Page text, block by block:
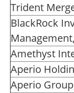
Trident
BlackRock
Amethyst
Aperio
Aperio